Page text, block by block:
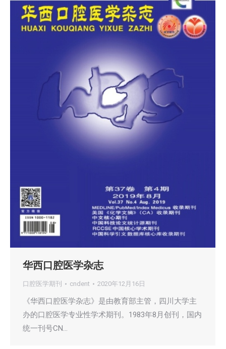
华西口腔医学杂志
口腔医学期刊 cndent 2020年12月16日
《华西口腔医学杂志》是由教育部主管，四川大学主
办的口腔医学专业性学术期刊。1983年8月创刊，国内
统一刊号CN…